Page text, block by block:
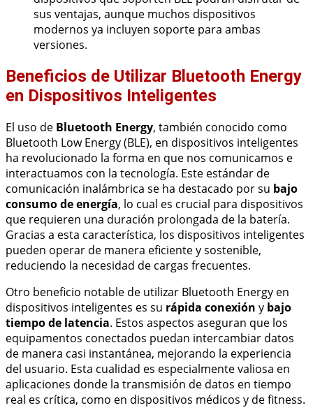
sus ventajas, aunque muchos dispositivos
modernos ya incluyen soporte para ambas
versiones.
Beneficios de Utilizar Bluetooth Energy
en Dispositivos Inteligentes
El uso de Bluetooth Energy, también conocido como
Bluetooth Low Energy (BLE), en dispositivos inteligentes
ha revolucionado la forma en que nos comunicamos e
interactuamos con la tecnología. Este estándar de
comunicación inalámbrica se ha destacado por su bajo
consumo de energía, lo cual es crucial para dispositivos
que requieren una duración prolongada de la batería.
Gracias a esta característica, los dispositivos inteligentes
pueden operar de manera eficiente y sostenible,
reduciendo la necesidad de cargas frecuentes.
Otro beneficio notable de utilizar Bluetooth Energy en
dispositivos inteligentes es su rápida conexión y bajo
tiempo de latencia. Estos aspectos aseguran que los
equipamentos conectados puedan intercambiar datos
de manera casi instantánea, mejorando la experiencia
del usuario. Esta cualidad es especialmente valiosa en
aplicaciones donde la transmisión de datos en tiempo
real es crítica, como en dispositivos médicos y de fitness.